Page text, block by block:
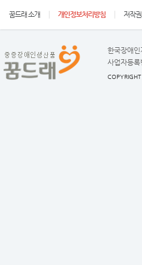
꿈드래 소개 개인정보처리방침 저작
한국장애인
사업자등록